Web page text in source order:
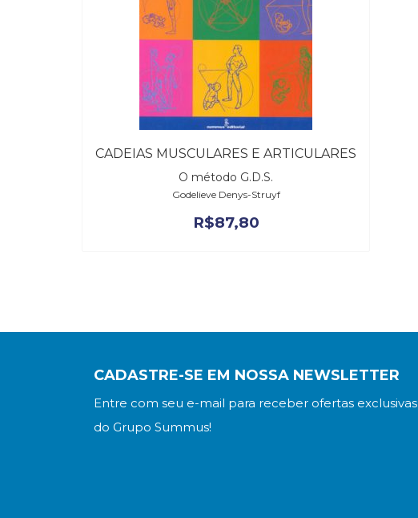
CADEIAS MUSCULARES E ARTICULARES
O método G.D.S.
Godelieve Denys-Struyf
R$87,80
CADASTRE-SE EM NOSSA NEWSLETTER
Entre com seu e-mail para receber ofertas exclusivas
do Grupo Summus!